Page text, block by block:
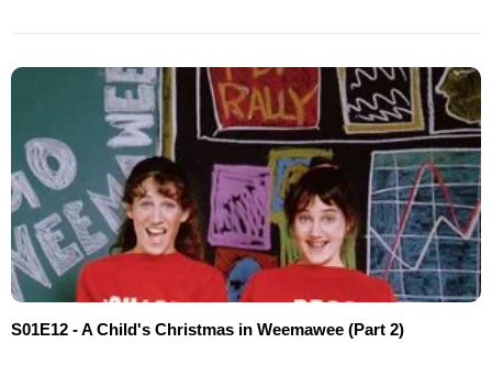
S01E12 - A Child's Christmas in Weemawee (Part 2)